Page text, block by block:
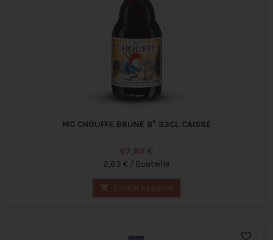
MC CHOUFFE BRUNE 8° 33CL CAISSE
Prix
67,85 €
2,83 € / Bouteille
 Ajouter au panier
favorite_border